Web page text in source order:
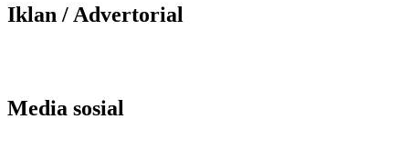
Iklan / Advertorial
Media sosial